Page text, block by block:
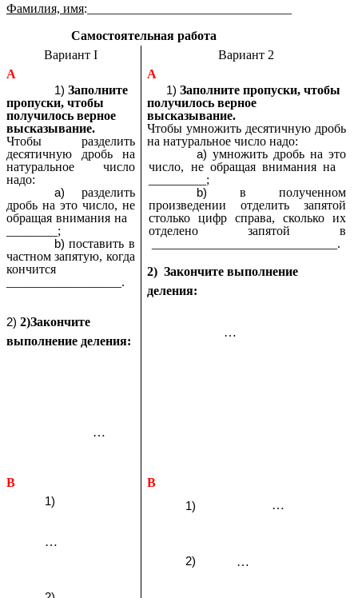
Фамилия, имя:________________________________
Самостоятельная работа
Вариант I
A
Заполните
пропуски, чтобы
получилось верное
высказывание.
Чтобы разделить
десятичную дробь на
натуральное число
надо:
разделить
дробь на это число, не
обращая внимания на
________;
поставить в
частном запятую, когда
кончится
__________________.
2)Закончите
выполнение деления:
…
Вариант 2
A
Заполните пропуски, чтобы
получилось верное
высказывание.
Чтобы умножить десятичную дробь
на натуральное число надо:
умножить дробь на это
число, не обращая внимания на
_________;
в полученном
произведении отделить запятой
столько цифр справа, сколько их
отделено запятой в
_____________________________.
2) Закончите выполнение
деления:
…
B
…
B
…